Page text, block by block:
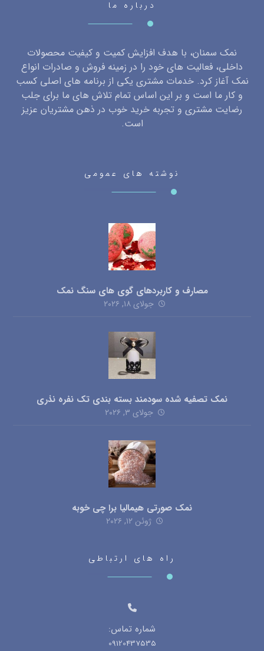
درباره ما
نمک سمنان، با هدف افزایش کمیت و کیفیت محصولات
داخلی، فعالیت های خود را در زمینه فروش و صادرات انواع
نمک آغاز کرد. خدمات مشتری یکی از برنامه های اصلی کسب
و کار ما است و بر این اساس تمام تلاش های ما برای جلب
رضایت مشتری و تجربه خرید خوب در ذهن مشتریان عزیز
است.
نوشته های عمومی
مصارف و کاربردهای گوی های سنگ نمک
جولای ۱۸, ۲۰۲۶
نمک تصفیه شده سودمند بسته بندی تک نفره نذری
جولای ۳, ۲۰۲۶
نمک صورتی هیمالیا برا چی خوبه
ژوئن ۱۲, ۲۰۲۶
راه های ارتباطی
شماره تماس:
09120437535